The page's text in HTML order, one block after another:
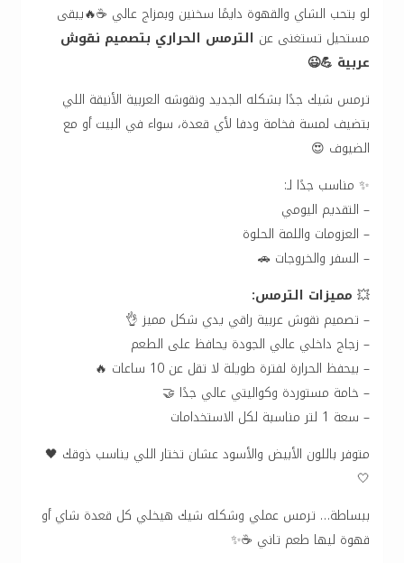
لو بتحب الشاي والقهوة دايمًا سخنين وبمزاج عالي ☕🔥يبقى
مستحيل تستغنى عن الترمس الحراري بتصميم نقوش
عربية 💪😉
ترمس شيك جدًا بشكله الجديد ونقوشه العربية الأنيقة اللي
بتضيف لمسة فخامة ودفا لأي قعدة، سواء في البيت أو مع
الضيوف 😍
✨ مناسب جدًا لـ:
– التقديم اليومي
– العزومات واللمة الحلوة
– السفر والخروجات 🚗
💥 مميزات الترمس:
– تصميم نقوش عربية راقي يدي شكل مميز 👌
– زجاج داخلي عالي الجودة يحافظ على الطعم
– بيحفظ الحرارة لفترة طويلة لا تقل عن 10 ساعات 🔥
– خامة مستوردة وكواليتي عالي جدًا 🤝
– سعة 1 لتر مناسبة لكل الاستخدامات
متوفر باللون الأبيض والأسود عشان تختار اللي يناسب ذوقك 🖤
🤍
ببساطة… ترمس عملي وشكله شيك هيخلي كل قعدة شاي أو
قهوة ليها طعم تاني ☕✨